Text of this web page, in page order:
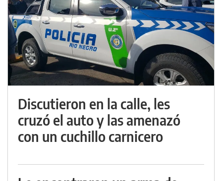
Discutieron en la calle, les
cruzó el auto y las amenazó
con un cuchillo carnicero